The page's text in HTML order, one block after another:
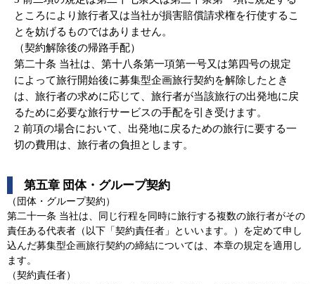
ところにより旅行者又は当社が損害賠償請求権を行使するこ
とを妨げるものではありません。
（契約解除後の帰路手配）
第二十条 当社は、第十八条第一項第一号又は第四号の規定
によって旅行開始後に募集型企画旅行契約を解除したとき
は、旅行者の求めに応じて、旅行者が当該旅行の出発地に戻
るために必要な旅行サービスの手配を引き受けます。
2 前項の場合において、出発地に戻るための旅行に要する一
切の費用は、旅行者の負担とします。
第五章 団体・グループ契約
（団体・グループ契約）
第二十一条 当社は、同じ行程を同時に旅行する複数の旅行者がその
責任ある代表者（以下「契約責任者」といいます。）を定めて申し
込んだ募集型企画旅行契約の締結については、本章の規定を適用し
ます。
（契約責任者）